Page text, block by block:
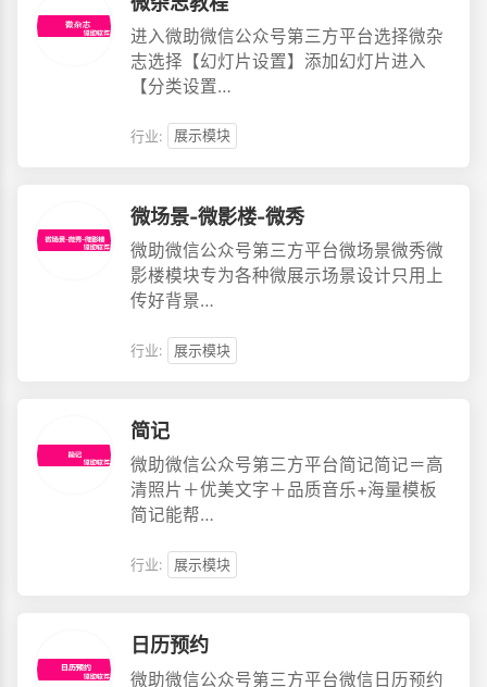
进入微助微信公众号第三方平台选择微杂
志选择【幻灯片设置】添加幻灯片进入
【分类设置…
行业: 展示模块
微场景-微影楼-微秀
微助微信公众号第三方平台微场景微秀微
影楼模块专为各种微展示场景设计只用上
传好背景…
行业: 展示模块
简记
微助微信公众号第三方平台简记简记＝高
清照片＋优美文字＋品质音乐+海量模板
简记能帮…
行业: 展示模块
日历预约
微助微信公众号第三方平台微信日历预约